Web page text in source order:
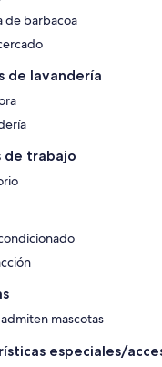
de barbacoa
de lavandería
de trabajo
mascotas
especiales/